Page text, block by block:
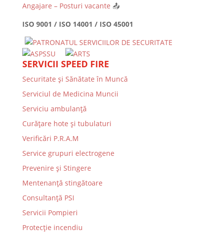
Angajare – Posturi vacante 📤
ISO 9001 / ISO 14001 / ISO 45001
SERVICII SPEED FIRE
Securitate și Sănătate în Muncă
Serviciul de Medicina Muncii
Serviciu ambulanță
Curățare hote și tubulaturi
Verificări P.R.A.M
Service grupuri electrogene
Prevenire şi Stingere
Mentenanţă stingătoare
Consultanţă PSI
Servicii Pompieri
Protecţie incendiu